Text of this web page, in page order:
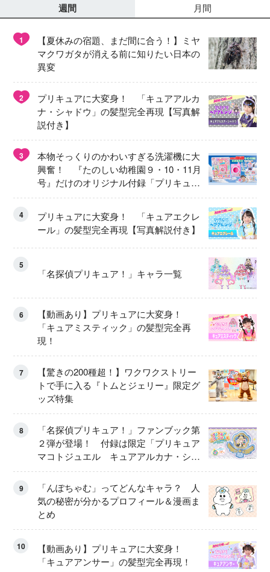
週間 月間
1
【夏休みの宿題、まだ間に合う！】ミヤ
マクワガタが消える前に知りたい日本の
異変
2
プリキュアに大変身！ 「キュアアルカ
ナ・シャドウ」の髪型完全再現【写真解
説付き】
3
本物そっくりのかわいすぎる洗濯機に大
興奮！ 『たのしい幼稚園９・10・11月
号』だけのオリジナル付録「プリキュ
ア くるくるせんたくき」
4
プリキュアに大変身！ 「キュアエクレ
ール」の髪型完全再現【写真解説付き】
5
「名探偵プリキュア！」キャラ一覧
6
【動画あり】プリキュアに大変身！
「キュアミスティック」の髪型完全再
現！
7
【驚きの200種超！】ワクワクストリー
トで手に入る『トムとジェリー』限定グ
ッズ特集
8
「名探偵プリキュア！」ファンブック第
２弾が登場！ 付録は限定「プリキュア
マコトジュエル キュアアルカナ・シャ
ドウ アイスver.」 キュアエクレールを
大特集！
9
「んぽちゃむ」ってどんなキャラ？ 人
気の秘密が分かるプロフィール＆漫画ま
とめ
10
【動画あり】プリキュアに大変身！
「キュアアンサー」の髪型完全再現！